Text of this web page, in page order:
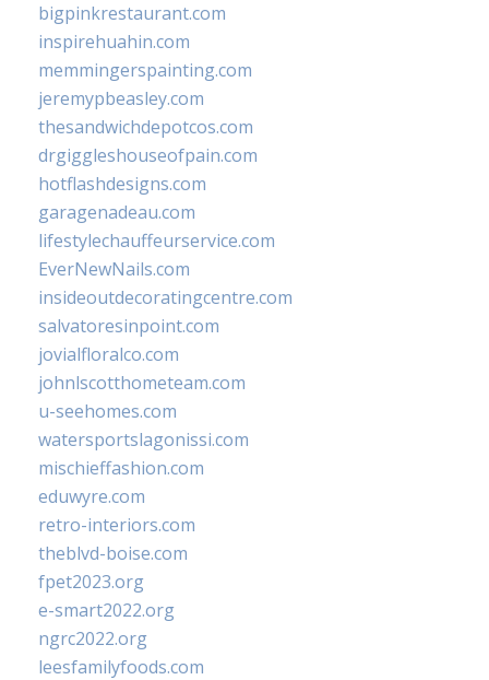
bigpinkrestaurant.com
inspirehuahin.com
memmingerspainting.com
jeremypbeasley.com
thesandwichdepotcos.com
drgiggleshouseofpain.com
hotflashdesigns.com
garagenadeau.com
lifestylechauffeurservice.com
EverNewNails.com
insideoutdecoratingcentre.com
salvatoresinpoint.com
jovialfloralco.com
johnlscotthometeam.com
u-seehomes.com
watersportslagonissi.com
mischieffashion.com
eduwyre.com
retro-interiors.com
theblvd-boise.com
fpet2023.org
e-smart2022.org
ngrc2022.org
leesfamilyfoods.com